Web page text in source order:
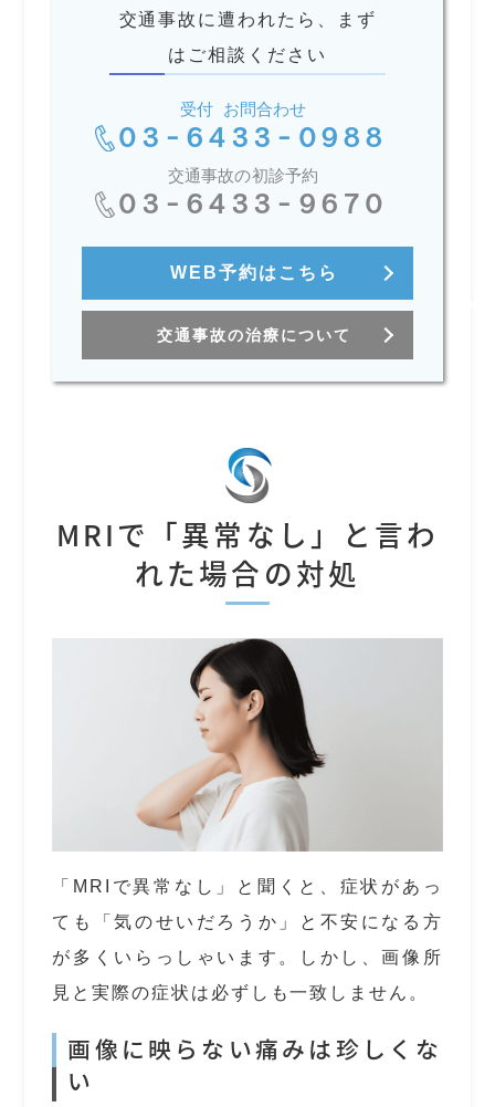
交通事故に遭われたら、まず
はご相談ください
受付 お問合わせ
03-6433-0988
交通事故の初診予約
03-6433-9670
WEB予約はこちら
交通事故の治療について
MRIで「異常なし」と言わ
れた場合の対処
「MRIで異常なし」と聞くと、症状があっ
ても「気のせいだろうか」と不安になる方
が多くいらっしゃいます。しかし、画像所
見と実際の症状は必ずしも一致しません。
画像に映らない痛みは珍しくな
い